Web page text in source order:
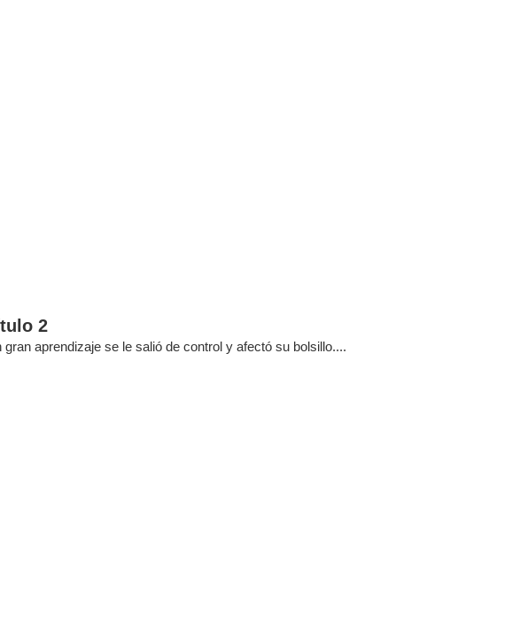
2
aprendizaje se le salió de control y afectó su bolsillo....